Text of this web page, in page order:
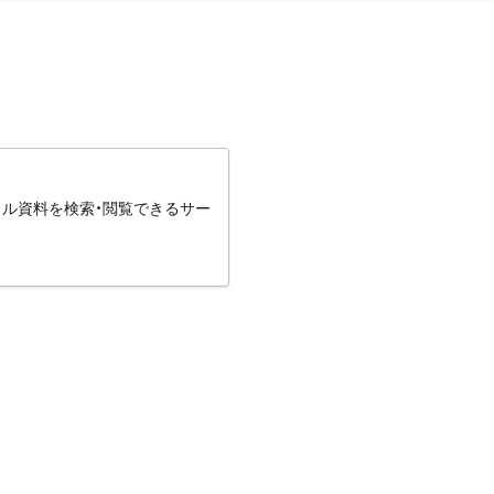
資料を検索・閲覧できるサー